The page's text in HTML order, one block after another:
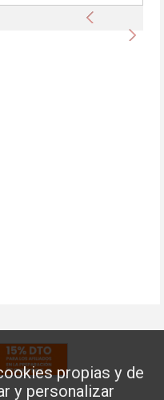
propias y de
y personalizar
Anterior